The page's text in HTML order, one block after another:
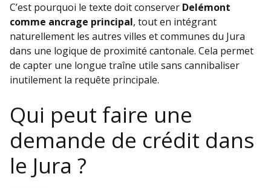
C’est pourquoi le texte doit conserver Delémont
comme ancrage principal, tout en intégrant
naturellement les autres villes et communes du Jura
dans une logique de proximité cantonale. Cela permet
de capter une longue traîne utile sans cannibaliser
inutilement la requête principale.
Qui peut faire une
demande de crédit dans
le Jura ?